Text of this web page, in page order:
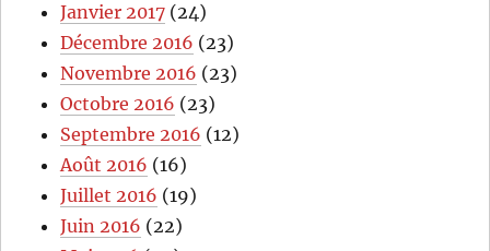
Janvier 2017 (24)
Décembre 2016 (23)
Novembre 2016 (23)
Octobre 2016 (23)
Septembre 2016 (12)
Août 2016 (16)
Juillet 2016 (19)
Juin 2016 (22)